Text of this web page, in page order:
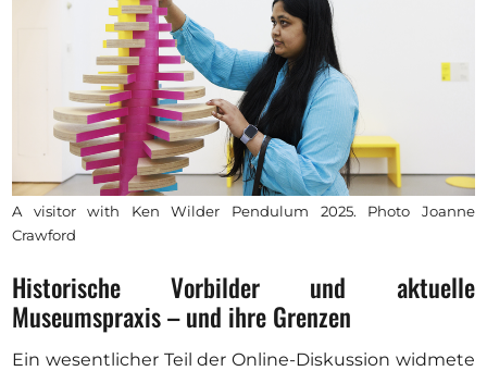
A visitor with Ken Wilder Pendulum 2025. Photo Joanne
Crawford
Historische Vorbilder und aktuelle
Museumspraxis – und ihre Grenzen
Ein wesentlicher Teil der Online-Diskussion widmete